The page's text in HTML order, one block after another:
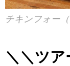
チキンフォー（
＼＼ツ